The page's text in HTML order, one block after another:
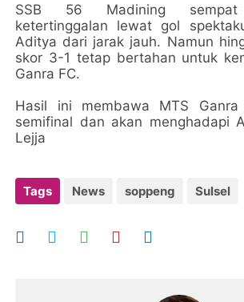
SSB 56 Madining sempat
ketertinggalan lewat gol
Aditya dari jarak jauh. Namun
skor 3-1 tetap bertahan untuk
Ganra FC.
Hasil ini membawa MTS
semifinal dan akan menghadapi
Lejja
Tags News soppeng Sulsel